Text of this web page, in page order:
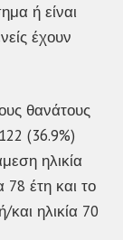
ή είναι
έχουν
θανάτους
(36.9%)
ηλικία
έτη και το
ηλικία 70